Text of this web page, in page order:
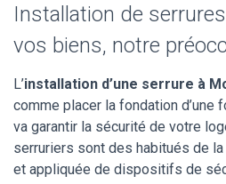
Installation de
vos biens, notre
L’installation d’une serrure à
comme placer la fondation d’une
va garantir la sécurité de votre
serruriers sont des habitués de
et appliquée de dispositifs de